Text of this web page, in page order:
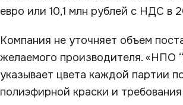
евро или 10,1 млн рублей с НДС в
Компания не уточняет объем
желаемого производителя. «НПО
указывает цвета каждой партии
полиэфирной краски и